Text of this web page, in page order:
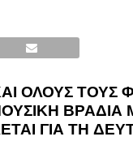
ΌΛΟΥΣ ΤΟΥΣ
ΒΡΑΔΙΆ
ΓΙΑ ΤΗ